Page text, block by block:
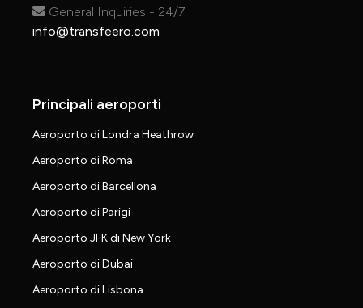
General Inquiries - 24/7
info@transfeero.com
Principali aeroporti
Aeroporto di Londra Heathrow
Aeroporto di Roma
Aeroporto di Barcellona
Aeroporto di Parigi
Aeroporto JFK di New York
Aeroporto di Dubai
Aeroporto di Lisbona